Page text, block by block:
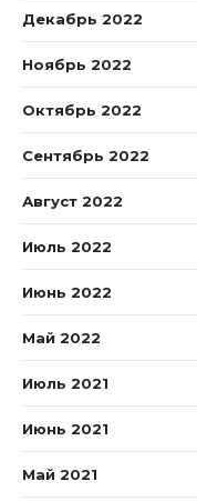
Декабрь 2022
Ноябрь 2022
Октябрь 2022
Сентябрь 2022
Август 2022
Июль 2022
Июнь 2022
Май 2022
Июль 2021
Июнь 2021
Май 2021